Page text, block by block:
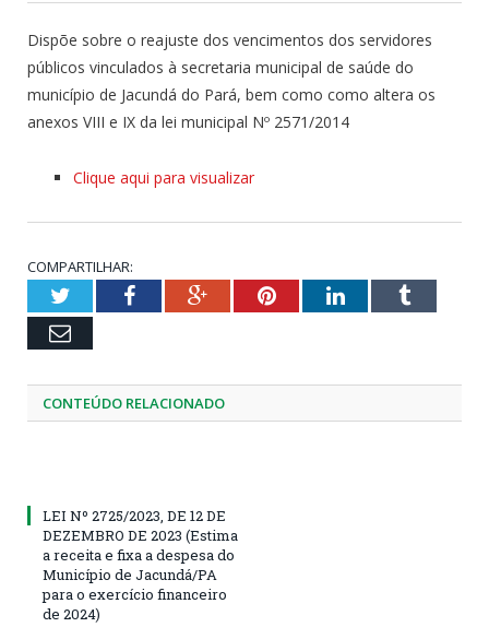
Dispõe sobre o reajuste dos vencimentos dos servidores
públicos vinculados à secretaria municipal de saúde do
município de Jacundá do Pará, bem como como altera os
anexos VIII e IX da lei municipal Nº 2571/2014
Clique aqui para visualizar
COMPARTILHAR:
TwitterFacebookGoogle+PinterestLinkedInTumblr
Email
CONTEÚDO RELACIONADO
LEI Nº 2725/2023, DE 12 DE
DEZEMBRO DE 2023 (Estima
a receita e fixa a despesa do
Município de Jacundá/PA
para o exercício financeiro
de 2024)